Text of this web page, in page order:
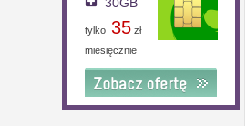
tylko 35 zł
miesięcznie